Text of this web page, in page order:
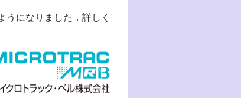
になりました．詳しく